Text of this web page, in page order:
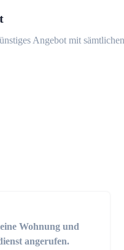
Angebot mit
Wohnung und
angerufen.